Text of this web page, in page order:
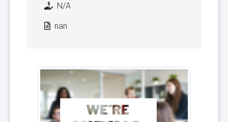
N/A
nan